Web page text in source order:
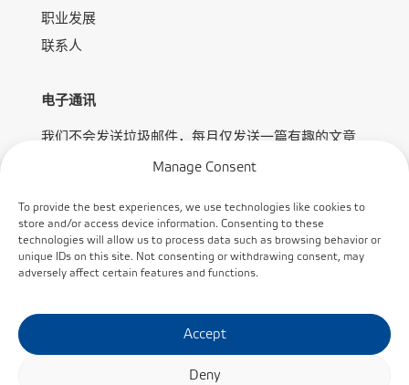
Manage Consent
To provide the best experiences, we use technologies like cookies to
store and/or access device information. Consenting to these
technologies will allow us to process data such as browsing behavior or
unique IDs on this site. Not consenting or withdrawing consent, may
adversely affect certain features and functions.
Accept
Deny
职业发展
联系人
电子通讯
我们不会发送垃圾邮件，每月仅发送一篇有趣的文章
订阅